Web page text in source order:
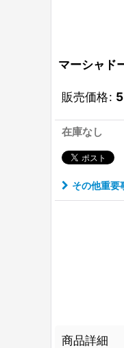
マーシャ
販売価格:
在庫なし
その他重要
商品詳細